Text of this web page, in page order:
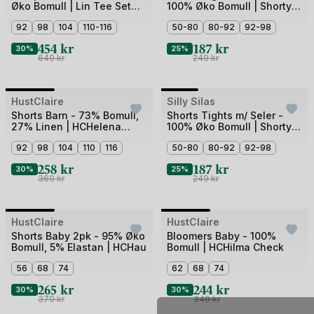
av
Øko Bomull | Lin Tee Set
92 98 104 110-116
30% 454kr
649kr
av
100% Øko Bomull | Shorty
50-80 80-92 92-98
25% 187 kr
249kr
Outlet
Bilde
av
HustClaire
Shorts Barn - 73% Bomull,
27% Linen | HCHelena
92 98 104 110 116
30% 258 kr
369kr
Bilde
av
4
Silly Silas
Shorts Tights m/ Seler -
100% Øko Bomull | Shorty
50-80 80-92 92-98
25% 187 kr
249kr
Outlet
Bilde
av
HustClaire
Shorts Baby 2pk - 95% Øko
Bomull, 5% Elastan | HCHau
56 68 74
30% 265 kr
379kr
Outlet
Bilde
av
HustClaire
Bloomers Baby - 100%
Bomull | HCHilma Check
62 68 74
30% 244kr
349kr